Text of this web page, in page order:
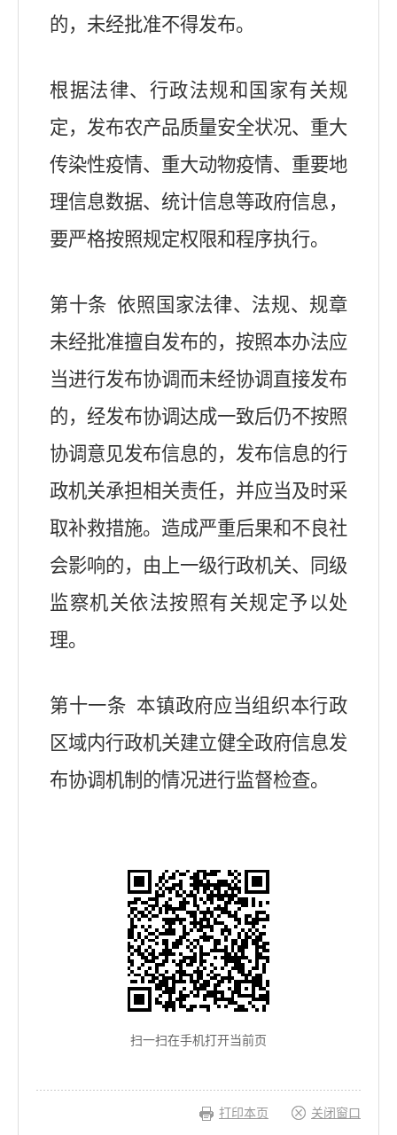
的，未经批准不得发布。
根据法律、行政法规和国家有关规
定，发布农产品质量安全状况、重大
传染性疫情、重大动物疫情、重要地
理信息数据、统计信息等政府信息，
要严格按照规定权限和程序执行。
第十条 依照国家法律、法规、规章
未经批准擅自发布的，按照本办法应
当进行发布协调而未经协调直接发布
的，经发布协调达成一致后仍不按照
协调意见发布信息的，发布信息的行
政机关承担相关责任，并应当及时采
取补救措施。造成严重后果和不良社
会影响的，由上一级行政机关、同级
监察机关依法按照有关规定予以处
理。
第十一条 本镇政府应当组织本行政
区域内行政机关建立健全政府信息发
布协调机制的情况进行监督检查。
扫一扫在手机打开当前页
打印本页 关闭窗口